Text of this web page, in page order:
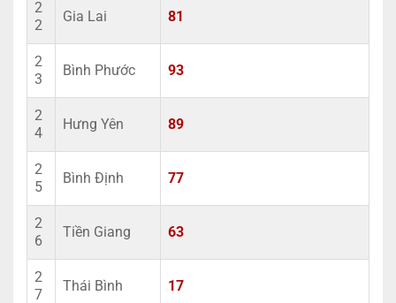
2
2
Gia Lai 81
2
3
Bình Phước 93
2
4
Hưng Yên 89
2
5
Bình Định 77
2
6
Tiền Giang 63
2
7
Thái Bình 17